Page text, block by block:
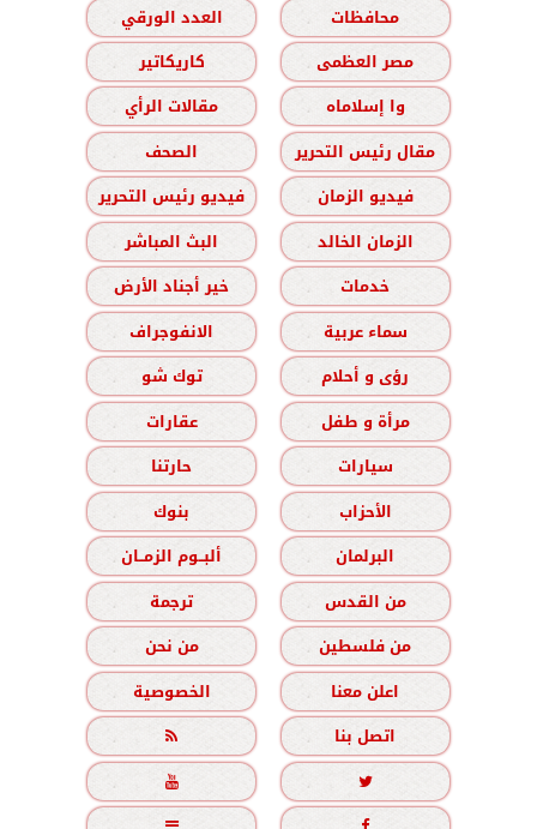
محافظات
العدد الورقي
مصر العظمى
كاريكاتير
وا إسلاماه
مقالات الرأي
مقال رئيس التحرير
الصحف
فيديو الزمان
فيديو رئيس التحرير
الزمان الخالد
البث المباشر
خدمات
خير أجناد الأرض
سماء عربية
الانفوجراف
رؤى و أحلام
توك شو
مرأة و طفل
عقارات
سيارات
حارتنا
الأحزاب
بنوك
البرلمان
ألبــوم الزمــان
من القدس
ترجمة
من فلسطين
من نحن
اعلن معنا
الخصوصية
اتصل بنا


